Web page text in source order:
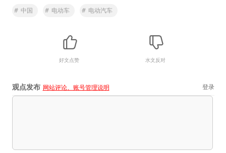
# 中国 # 电动车 # 电动汽车
好文点赞 水文反对
观点发布 网站评论、账号管理说明 登录